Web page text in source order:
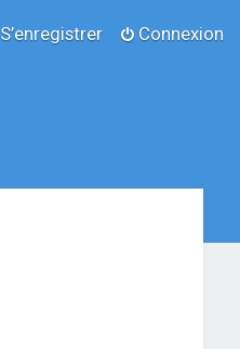
Connexion
S’enregistrer